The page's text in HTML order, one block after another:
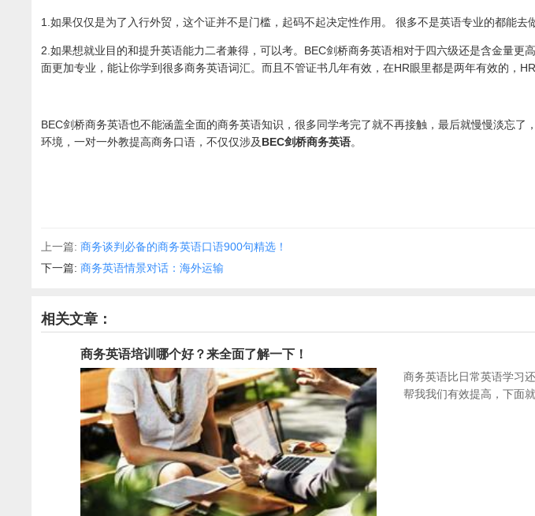
1.如果仅仅是为了入行外贸，这个证并不是门槛，起码不起决定性作用。 很多不是英语专业的都能去
2.如果想就业目的和提升英语能力二者兼得，可以考。BEC剑桥商务英语相对于四六级还是含金量
面更加专业，能让你学到很多商务英语词汇。而且不管证书几年有效，在HR眼里都是两年有效的，
BEC剑桥商务英语也不能涵盖全面的商务英语知识，很多同学考完了就不再接触，最后就慢慢淡忘
环境，一对一外教提高商务口语，不仅仅涉及BEC剑桥商务英语。
上一篇:商务谈判必备的商务英语口语900句精选！
下一篇:商务英语情景对话：海外运输
相关文章：
商务英语培训哪个好？来全面了解一下！
商务英语比日常英语学习
帮我我们有效提高，下面